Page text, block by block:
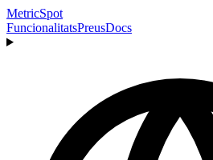
MetricSpot
FuncionalitatsPreusDocs